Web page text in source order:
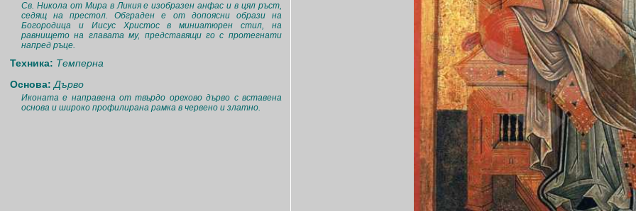
Св. Никола от Мира в Ликия е изобразен анфас и в цял ръст,
седящ на престол. Обграден е от допоясни образи на
Богородица и Иисус Христос в миниатюрен стил, на
равнището на главата му, представящи го с протегнати
напред ръце.
Техника: Темперна
Основа: Дърво
Иконата е направена от твърдо орехово дърво с вставена
основа и широко профилирана рамка в червено и златно.